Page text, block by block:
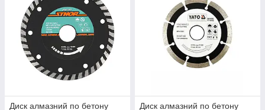
Диск алмазний по бетону
Диск алмазний по бетону